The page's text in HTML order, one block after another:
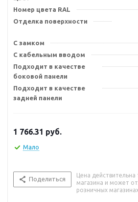
Номер цвета RAL
Отделка поверхности
С замком
С кабельным вводом
Подходит в качестве
боковой панели
Подходит в качестве
задней панели
1 766.31 руб.
Мало
Поделиться
Цена
магазина и может
розничных